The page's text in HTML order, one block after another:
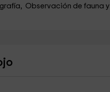
Observación de fauna